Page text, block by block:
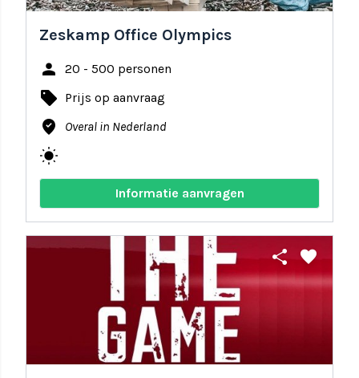
Zeskamp Office Olympics
person 20 - 500 personen
local_offer Prijs op aanvraag
where_to_vote Overal in Nederland
wb_sunny
Informatie aanvragen
share favorite